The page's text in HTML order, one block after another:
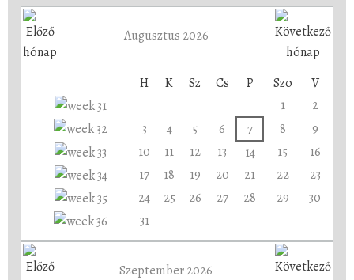
Augusztus 2026
H K Sz Cs P Szo
V
1
2
3
4 5 6 7 8
9
10
11 12 13 14 15
16
17
18 19 20 21 22
23
24
25 26 27 28 29
30
31
Szeptember 2026